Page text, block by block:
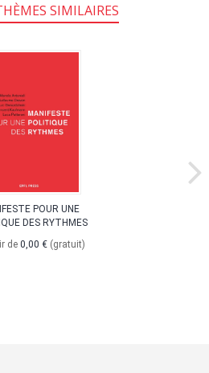
SIMILAIRES
POUR UNE
DES RYTHMES
de 0,00 € (gratuit)